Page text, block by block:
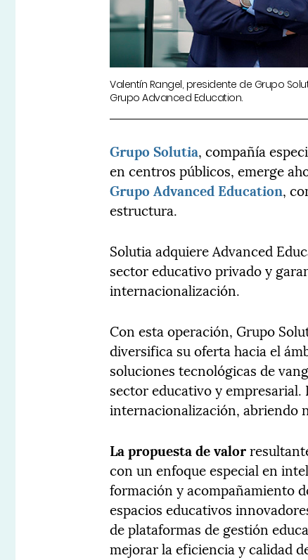
Valentín Rangel, presidente de Grupo
Grupo Advanced Education.
Grupo Solutia, compañía
en centros públicos, emerge
Grupo Advanced Education,
estructura.
Solutia adquiere Advanced
sector educativo privado y
internacionalización.
Con esta operación, Grupo
diversifica su oferta hacia el
soluciones tecnológicas de
sector educativo y
internacionalización, abriendo
La propuesta de valor
con un enfoque especial en
formación y acompañamiento
espacios educativos
de plataformas de gestión
mejorar la eficiencia y calidad